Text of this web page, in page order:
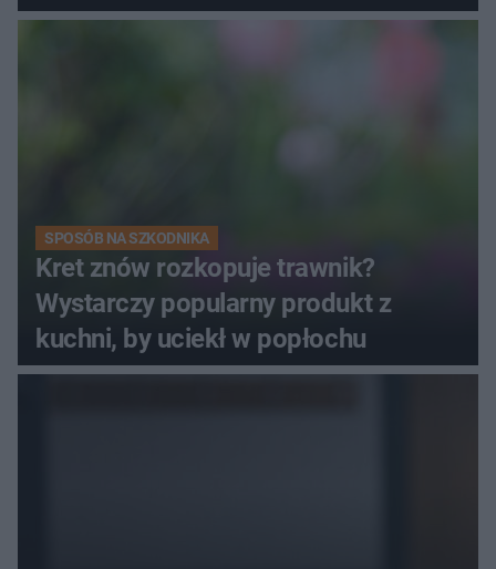
SPOSÓB NA SZKODNIKA
Kret znów rozkopuje trawnik?
Wystarczy popularny produkt z
kuchni, by uciekł w popłochu